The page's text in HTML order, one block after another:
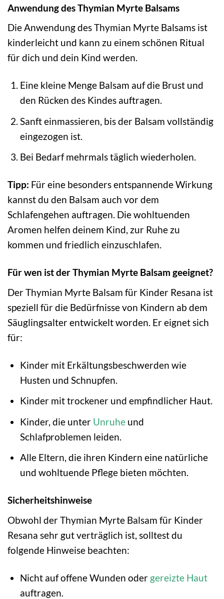
Anwendung des Thymian Myrte Balsams
Die Anwendung des Thymian Myrte Balsams ist
kinderleicht und kann zu einem schönen Ritual
für dich und dein Kind werden.
Eine kleine Menge Balsam auf die Brust und
den Rücken des Kindes auftragen.
Sanft einmassieren, bis der Balsam vollständig
eingezogen ist.
Bei Bedarf mehrmals täglich wiederholen.
Tipp: Für eine besonders entspannende Wirkung
kannst du den Balsam auch vor dem
Schlafengehen auftragen. Die wohltuenden
Aromen helfen deinem Kind, zur Ruhe zu
kommen und friedlich einzuschlafen.
Für wen ist der Thymian Myrte Balsam geeignet?
Der Thymian Myrte Balsam für Kinder Resana ist
speziell für die Bedürfnisse von Kindern ab dem
Säuglingsalter entwickelt worden. Er eignet sich
für:
Kinder mit Erkältungsbeschwerden wie
Husten und Schnupfen.
Kinder mit trockener und empfindlicher Haut.
Kinder, die unter Unruheund
Schlafproblemen leiden.
Alle Eltern, die ihren Kindern eine natürliche
und wohltuende Pflege bieten möchten.
Sicherheitshinweise
Obwohl der Thymian Myrte Balsam für Kinder
Resana sehr gut verträglich ist, solltest du
folgende Hinweise beachten:
Nicht auf offene Wunden oder gereizte Haut
auftragen.